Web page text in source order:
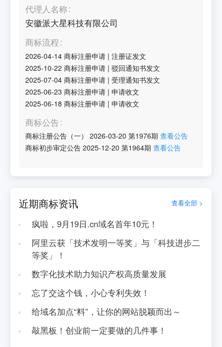
代理人名称
安徽派大星科技有限公司
商标流程
2026-04-14 商标注册申请 |注册证发文
2025-10-22 商标注册申请 |驳回通知书发文
2025-07-04 商标注册申请 |受理通知书发文
2025-06-23 商标注册申请 |申请收文
2025-06-18 商标注册申请 |申请收文
商标公告
商标注册公告（一） 2026-03-20 第1976期 查看公告
商标初步审定公告 2025-12-20 第1964期 查看公告
近期商标资讯 查看全部 >
疯啦，9月19日.cn域名首年10元！
阿里云获「技术发明一等奖」与「科技进步二
等奖」！
数字化技术助力知识产权高质量发展
忘了交这个钱，小心专利失效！
给域名加点“料”，让你的网站脱颖而出～
敲黑板！创业前一定要做的几件事！